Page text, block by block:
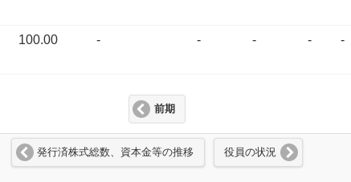
100.00 - - - - -
前期
発行済株式総数、資本金等の推移 役員の状況